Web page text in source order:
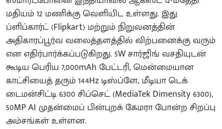
மதியம் 12 மணிக்கு வெளியிட உள்ளது. இது
ப்ளிப்கார்ட் (Flipkart) மற்றும் நிறுவனத்தின்
அதிகாரப்பூர்வ வலைத்தளத்தில் விற்பனைக்கு வரும்
என எதிர்பார்க்கப்படுகிறது. 5W சார்ஜிங் வசதியுடன்
கூடிய பெரிய 7,000mAh பேட்டரி, மென்மையான
காட்சியைத் தரும் 144Hz டிஸ்ப்ளே, மீடியா டெக்
டைமன்சிட்டி 6300 சிப்செட் (MediaTek Dimensity 6300),
50MP AI முதன்மைப் பின்புறக் கேமரா போன்ற சிறப்பு
அம்சங்கள் உள்ளன.